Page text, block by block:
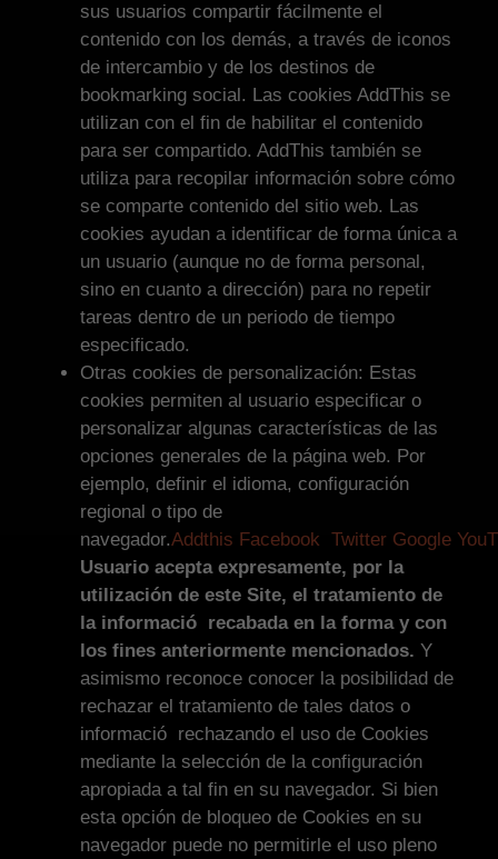
sus usuarios compartir fácilmente el
contenido con los demás, a través de iconos
de intercambio y de los destinos de
bookmarking social. Las cookies AddThis se
utilizan con el fin de habilitar el contenido
para ser compartido. AddThis también se
utiliza para recopilar información sobre cómo
se comparte contenido del sitio web. Las
cookies ayudan a identificar de forma única a
un usuario (aunque no de forma personal,
sino en cuanto a dirección) para no repetir
tareas dentro de un periodo de tiempo
especificado.
Otras cookies de personalización: Estas
cookies permiten al usuario especificar o
personalizar algunas características de las
opciones generales de la página web. Por
ejemplo, definir el idioma, configuración
regional o tipo de
navegador.Addthis Facebook Twitter Google
Usuario acepta expresamente, por la
utilización de este Site, el tratamiento de
la informació recabada en la forma y con
los fines anteriormente mencionados. Y
asimismo reconoce conocer la posibilidad de
rechazar el tratamiento de tales datos o
informació rechazando el uso de Cookies
mediante la selección de la configuración
apropiada a tal fin en su navegador. Si bien
esta opción de bloqueo de Cookies en su
navegador puede no permitirle el uso pleno